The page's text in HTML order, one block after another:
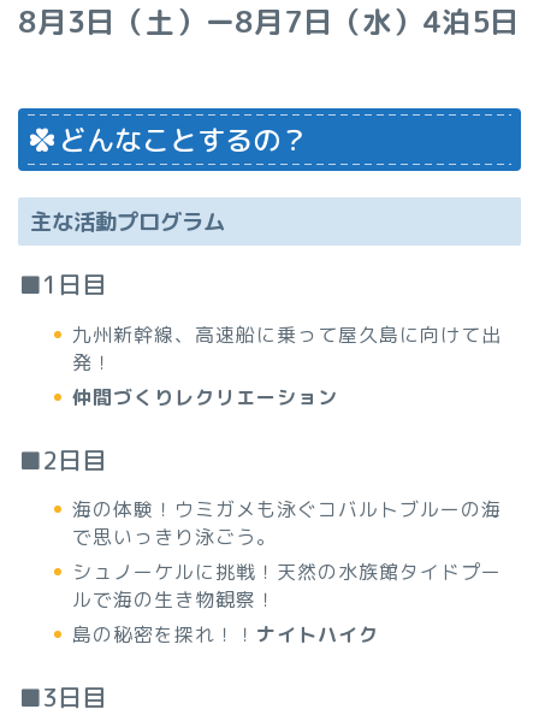
8月3日（土）ー8月7日（水）4泊5日
どんなことするの？
主な活動プログラム
■1日目
九州新幹線、高速船に乗って屋久島に向けて出
発！
仲間づくりレクリエーション
■2日目
海の体験！ウミガメも泳ぐコバルトブルーの海
で思いっきり泳ごう。
シュノーケルに挑戦！天然の水族館タイドプー
ルで海の生き物観察！
島の秘密を探れ！！ ナイトハイク
■3日目